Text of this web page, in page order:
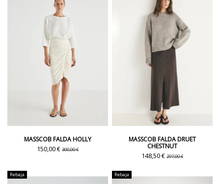
MASSCOB FALDA HOLLY
150,00 €300,00 €
MASSCOB FALDA DRUET
CHESTNUT
148,50 €297,00 €
Rebaja Rebaja